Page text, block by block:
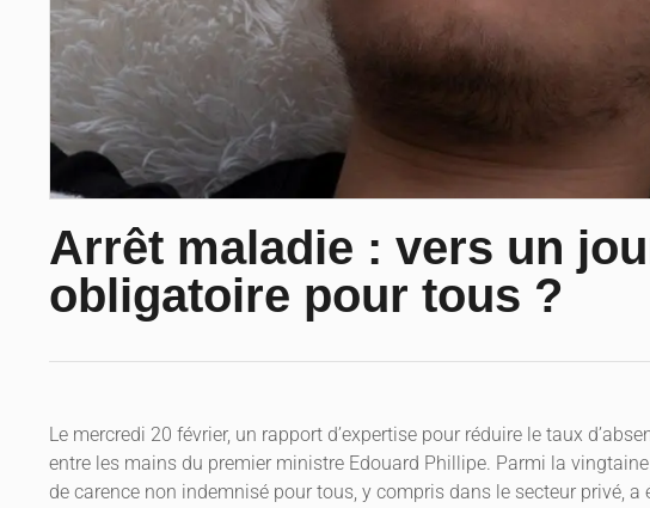
Arrêt maladie : vers un
obligatoire pour tous ?
Le mercredi 20 février, un rapport d’expertise pour réduire le taux
entre les mains du premier ministre Edouard Phillipe. Parmi la
de carence non indemnisé pour tous, y compris dans le secteur privé,